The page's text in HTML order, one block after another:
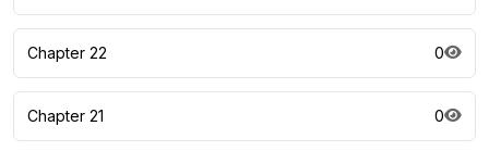
Chapter 22 0
Chapter 21 0